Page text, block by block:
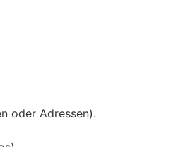
oder Adressen).